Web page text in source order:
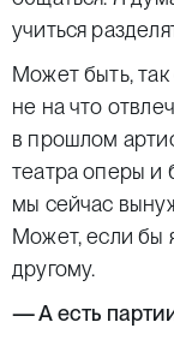
учиться
Может быть,
не на что
в прошлом
театра оперы
мы сейчас
Может, если бы
другому.
— А есть